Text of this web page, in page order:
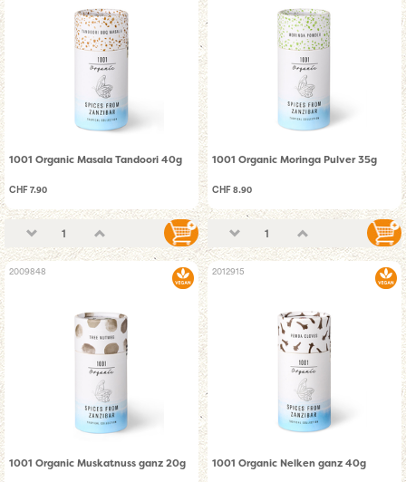
1001 Organic Masala Tandoori 40g
CHF 7.90
1001 Organic Moringa Pulver 35g
CHF 8.90
2009848
1001 Organic Muskatnuss ganz 20g
2012915
1001 Organic Nelken ganz 40g